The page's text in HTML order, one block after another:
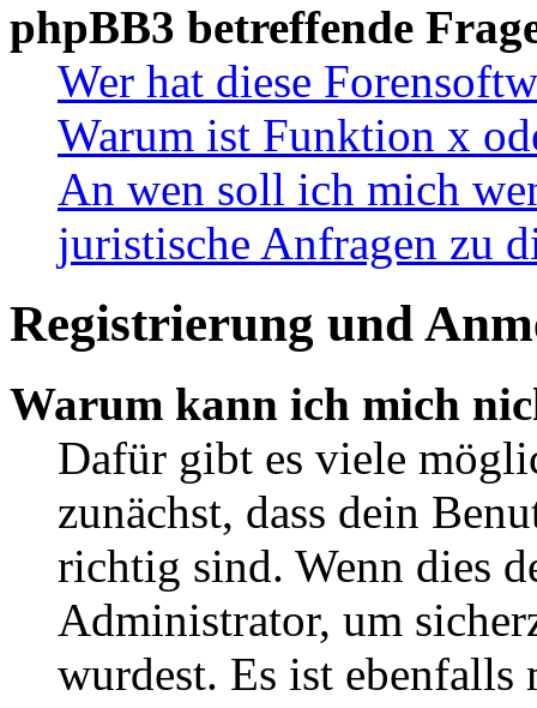
phpBB3 betreffende
Wer hat diese
Warum ist Funktion x
An wen soll ich mich
juristische Anfragen zu
Registrierung und
Warum kann ich mich
Dafür gibt es viele
zunächst, dass dein
richtig sind. Wenn dies
Administrator, um
wurdest. Es ist ebenfalls